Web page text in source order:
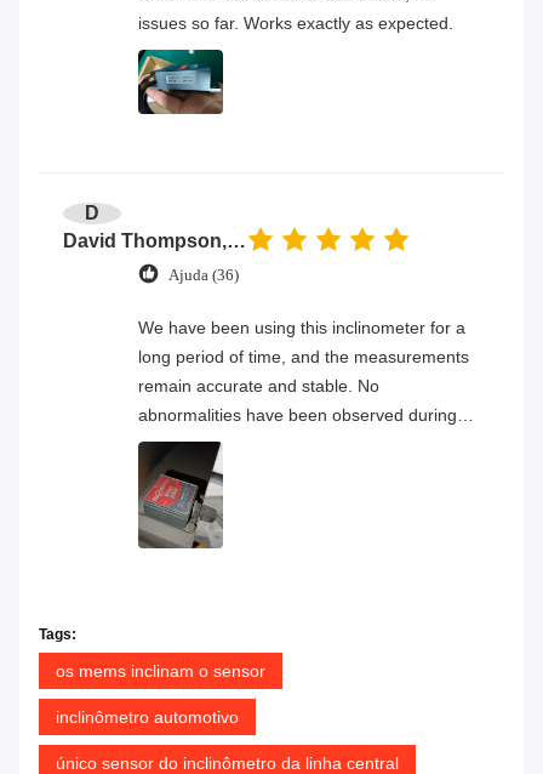
issues so far. Works exactly as expected.
D
David Thompson, Senior Engineer
Ajuda (36)
We have been using this inclinometer for a
long period of time, and the measurements
remain accurate and stable. No
abnormalities have been observed during
continuous operation, and the overall
product quality has proven to be very
reliable.
Tags:
os mems inclinam o sensor
inclinômetro automotivo
único sensor do inclinômetro da linha central